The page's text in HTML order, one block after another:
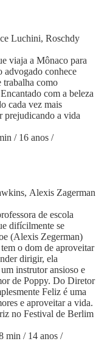
Luchini, Roschdy
viaja a Mônaco para
advogado conhece
trabalha como
com a beleza
cada vez mais
prejudicando a vida
/ 16 anos /
Alexis Zagerman
de escola
difícilmente se
(Alexis Zegerman)
o dom de aproveitar
dirigir, ela
instrutor ansioso e
de Poppy. Do Diretor
Feliz é uma
e aproveitar a vida.
no Festival de Berlim
min / 14 anos /